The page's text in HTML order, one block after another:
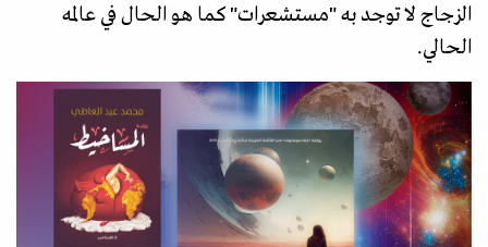
الزجاج لا توجد به "مستشعرات" كما هو الحال في عالمه
الحالي.